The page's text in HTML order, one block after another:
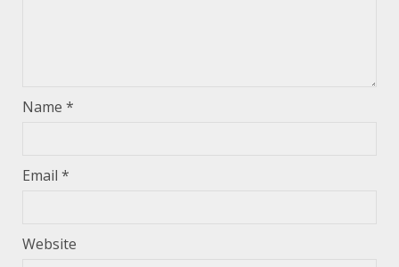
Name *
Email *
Website